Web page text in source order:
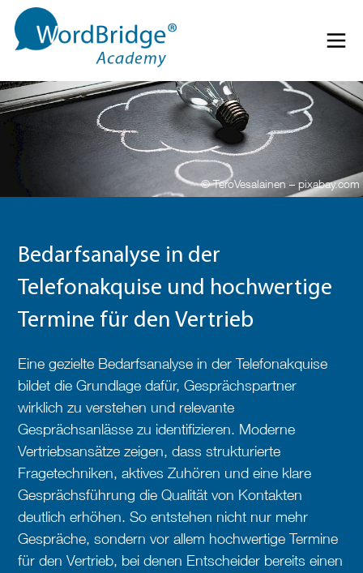
Direkt zum Inhalt springen
© TeroVesalainen – pixabay.com
Bedarfsanalyse in der
Telefonakquise und hochwertige
Termine für den Vertrieb
Eine gezielte Bedarfsanalyse in der Telefonakquise
bildet die Grundlage dafür, Gesprächspartner
wirklich zu verstehen und relevante
Gesprächsanlässe zu identifizieren. Moderne
Vertriebsansätze zeigen, dass strukturierte
Fragetechniken, aktives Zuhören und eine klare
Gesprächsführung die Qualität von Kontakten
deutlich erhöhen. So entstehen nicht nur mehr
Gespräche, sondern vor allem hochwertige Termine
für den Vertrieb, bei denen Entscheider bereits einen